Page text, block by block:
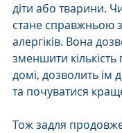
діти або тварини.
стане справжньою
алергіків. Вона
зменшити
домі, дозволить їм
та почуватися
Тож задля